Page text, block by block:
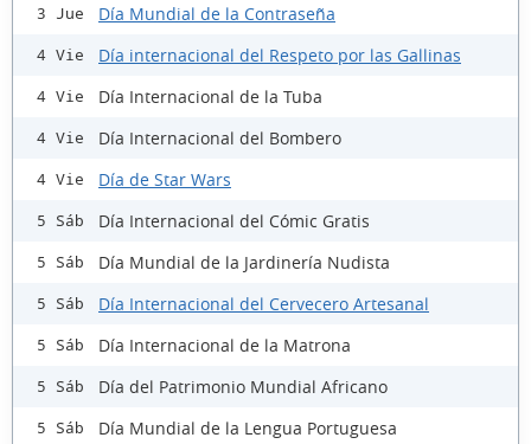
3 Jue Día Mundial de la Contraseña
4 Vie Día internacional del Respeto por las Gallinas
4 Vie Día Internacional de la Tuba
4 Vie Día Internacional del Bombero
4 Vie Día de Star Wars
5 Sáb Día Internacional del Cómic Gratis
5 Sáb Día Mundial de la Jardinería Nudista
5 Sáb Día Internacional del Cervecero Artesanal
5 Sáb Día Internacional de la Matrona
5 Sáb Día del Patrimonio Mundial Africano
5 Sáb Día Mundial de la Lengua Portuguesa